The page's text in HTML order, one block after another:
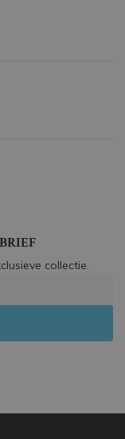
collectie.